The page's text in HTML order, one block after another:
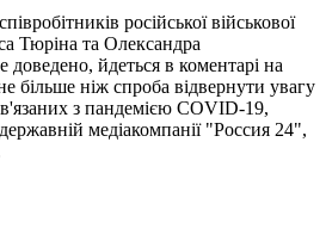
російської військової
Тюріна та Олександра
доведено, йдеться в коментарі на
більше ніж спроба відвернути увагу
з пандемією COVID-19,
медіакомпанії "Россия 24",